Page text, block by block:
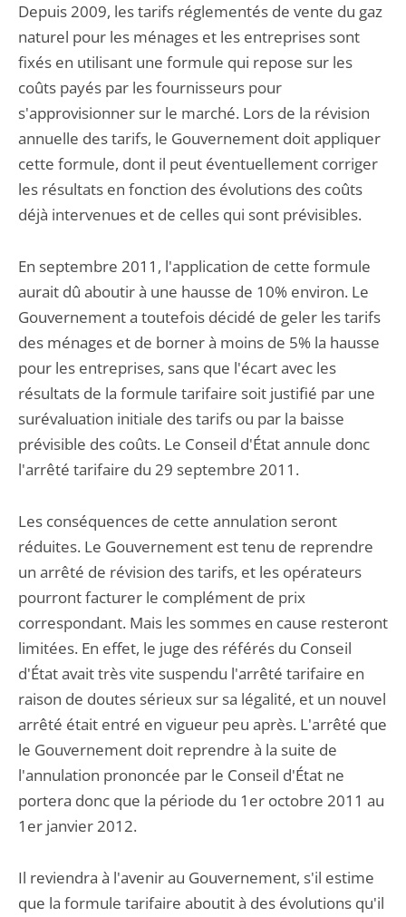
Depuis 2009, les tarifs réglementés de vente du gaz
naturel pour les ménages et les entreprises sont
fixés en utilisant une formule qui repose sur les
coûts payés par les fournisseurs pour
s'approvisionner sur le marché. Lors de la révision
annuelle des tarifs, le Gouvernement doit appliquer
cette formule, dont il peut éventuellement corriger
les résultats en fonction des évolutions des coûts
déjà intervenues et de celles qui sont prévisibles.
En septembre 2011, l'application de cette formule
aurait dû aboutir à une hausse de 10% environ. Le
Gouvernement a toutefois décidé de geler les tarifs
des ménages et de borner à moins de 5% la hausse
pour les entreprises, sans que l'écart avec les
résultats de la formule tarifaire soit justifié par une
surévaluation initiale des tarifs ou par la baisse
prévisible des coûts. Le Conseil d'État annule donc
l'arrêté tarifaire du 29 septembre 2011.
Les conséquences de cette annulation seront
réduites. Le Gouvernement est tenu de reprendre
un arrêté de révision des tarifs, et les opérateurs
pourront facturer le complément de prix
correspondant. Mais les sommes en cause resteront
limitées. En effet, le juge des référés du Conseil
d'État avait très vite suspendu l'arrêté tarifaire en
raison de doutes sérieux sur sa légalité, et un nouvel
arrêté était entré en vigueur peu après. L'arrêté que
le Gouvernement doit reprendre à la suite de
l'annulation prononcée par le Conseil d'État ne
portera donc que la période du 1er octobre 2011 au
1er janvier 2012.
Il reviendra à l'avenir au Gouvernement, s'il estime
que la formule tarifaire aboutit à des évolutions qu'il